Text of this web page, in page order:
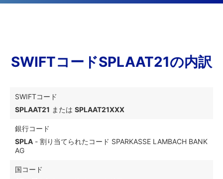
SWIFTコードSPLAAT21の内訳
SWIFTコード
SPLAAT21 または SPLAAT21XXX
銀行コード
SPLA - 割り当てられたコード SPARKASSE LAMBACH BANK
AG
国コード